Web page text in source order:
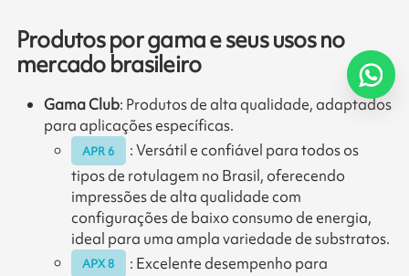
Produtos por gama e seus usos no
mercado brasileiro
Gama Club: Produtos de alta qualidade, adaptados
para aplicações específicas.
APR 6
: Versátil e confiável para todos os
tipos de rotulagem no Brasil, oferecendo
impressões de alta qualidade com
configurações de baixo consumo de energia,
ideal para uma ampla variedade de substratos.
APX 8
: Excelente desempenho para